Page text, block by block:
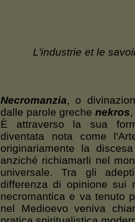
L'industrie et le
Necromanzia, o
dalle parole greche nekros
È attraverso la sua
diventata nota come
originariamente la
anziché richiamarli nel
universale. Tra gli
differenza di opinione sui
necromantica e va tenuto
nel Medioevo veniva